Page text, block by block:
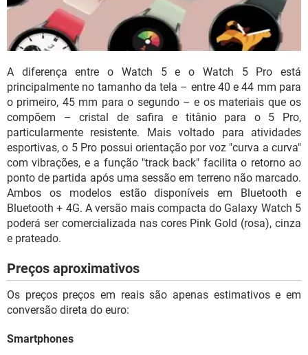
A diferença entre o Watch 5 e o Watch 5 Pro está
principalmente no tamanho da tela – entre 40 e 44 mm para
o primeiro, 45 mm para o segundo – e os materiais que os
compõem – cristal de safira e titânio para o 5 Pro,
particularmente resistente. Mais voltado para atividades
esportivas, o 5 Pro possui orientação por voz "curva a curva"
com vibrações, e a função "track back" facilita o retorno ao
ponto de partida após uma sessão em terreno não marcado.
Ambos os modelos estão disponíveis em Bluetooth e
Bluetooth + 4G. A versão mais compacta do Galaxy Watch 5
poderá ser comercializada nas cores Pink Gold (rosa), cinza
e prateado.
Preços aproximativos
Os preços preços em reais são apenas estimativos e em
conversão direta do euro:
Smartphones